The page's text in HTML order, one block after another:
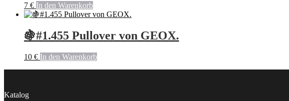
7 € In den Warenkorb
🍇#1.455 Pullover von GEOX.
10 € In den Warenkorb
Katalog